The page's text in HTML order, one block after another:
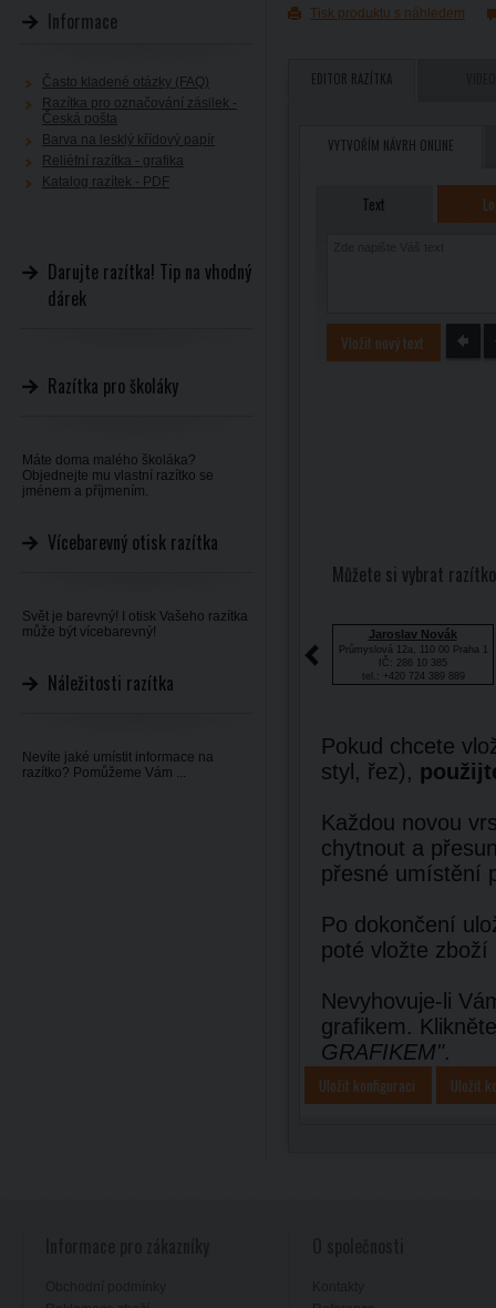
Tisk produktu s náhledem
EDITOR RAZÍTKA
VYTVOŘÍM NÁVRH ONLINE
Text
Vložit nový text
Můžete si vybrat
Jaroslav Novák
Průmyslová 12a, 110 00 Praha 1
IČ: 286 10 385
tel.: +420 724 389 889
Pokud chcete
styl, řez),
Každou novou
chytnout a
přesné umístění
Po dokončení
poté vložte zboží
Nevyhovuje-li
grafikem.
GRAFIKEM".
Uložit konfiguraci Uložit
Informace
Často kladené otázky (FAQ)
Razítka pro označování zásilek -
Česká pošta
Barva na lesklý křídový papír
Reliéfní razítka - grafika
Katalog razítek - PDF
Darujte razítka! Tip na vhodný
dárek
Razítka pro školáky
Máte doma malého školáka?
Objednejte mu vlastní razítko se
jménem a příjmením.
Vícebarevný otisk razítka
Svět je barevný! I otisk Vašeho razítka
může být vícebarevný!
Náležitosti razítka
Nevíte jaké umístit informace na
razítko? Pomůžeme Vám ...